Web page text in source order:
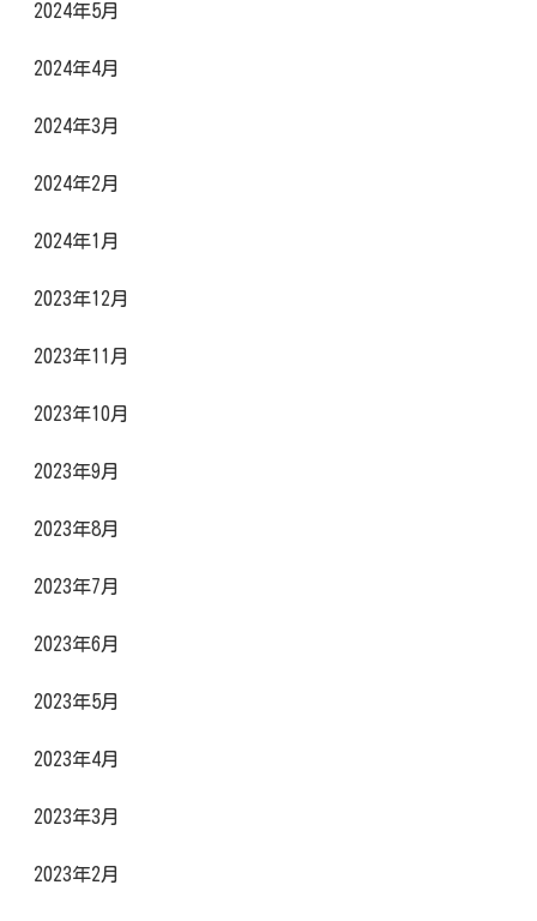
2024年5月
2024年4月
2024年3月
2024年2月
2024年1月
2023年12月
2023年11月
2023年10月
2023年9月
2023年8月
2023年7月
2023年6月
2023年5月
2023年4月
2023年3月
2023年2月